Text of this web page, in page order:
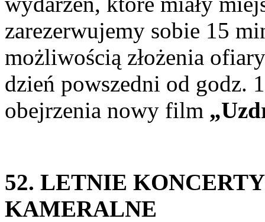
zarezerwujemy sobie 15
możliwością złożenia
dzień powszedni od godz.
obejrzenia nowy film
52. LETNIE
KAMERALNE